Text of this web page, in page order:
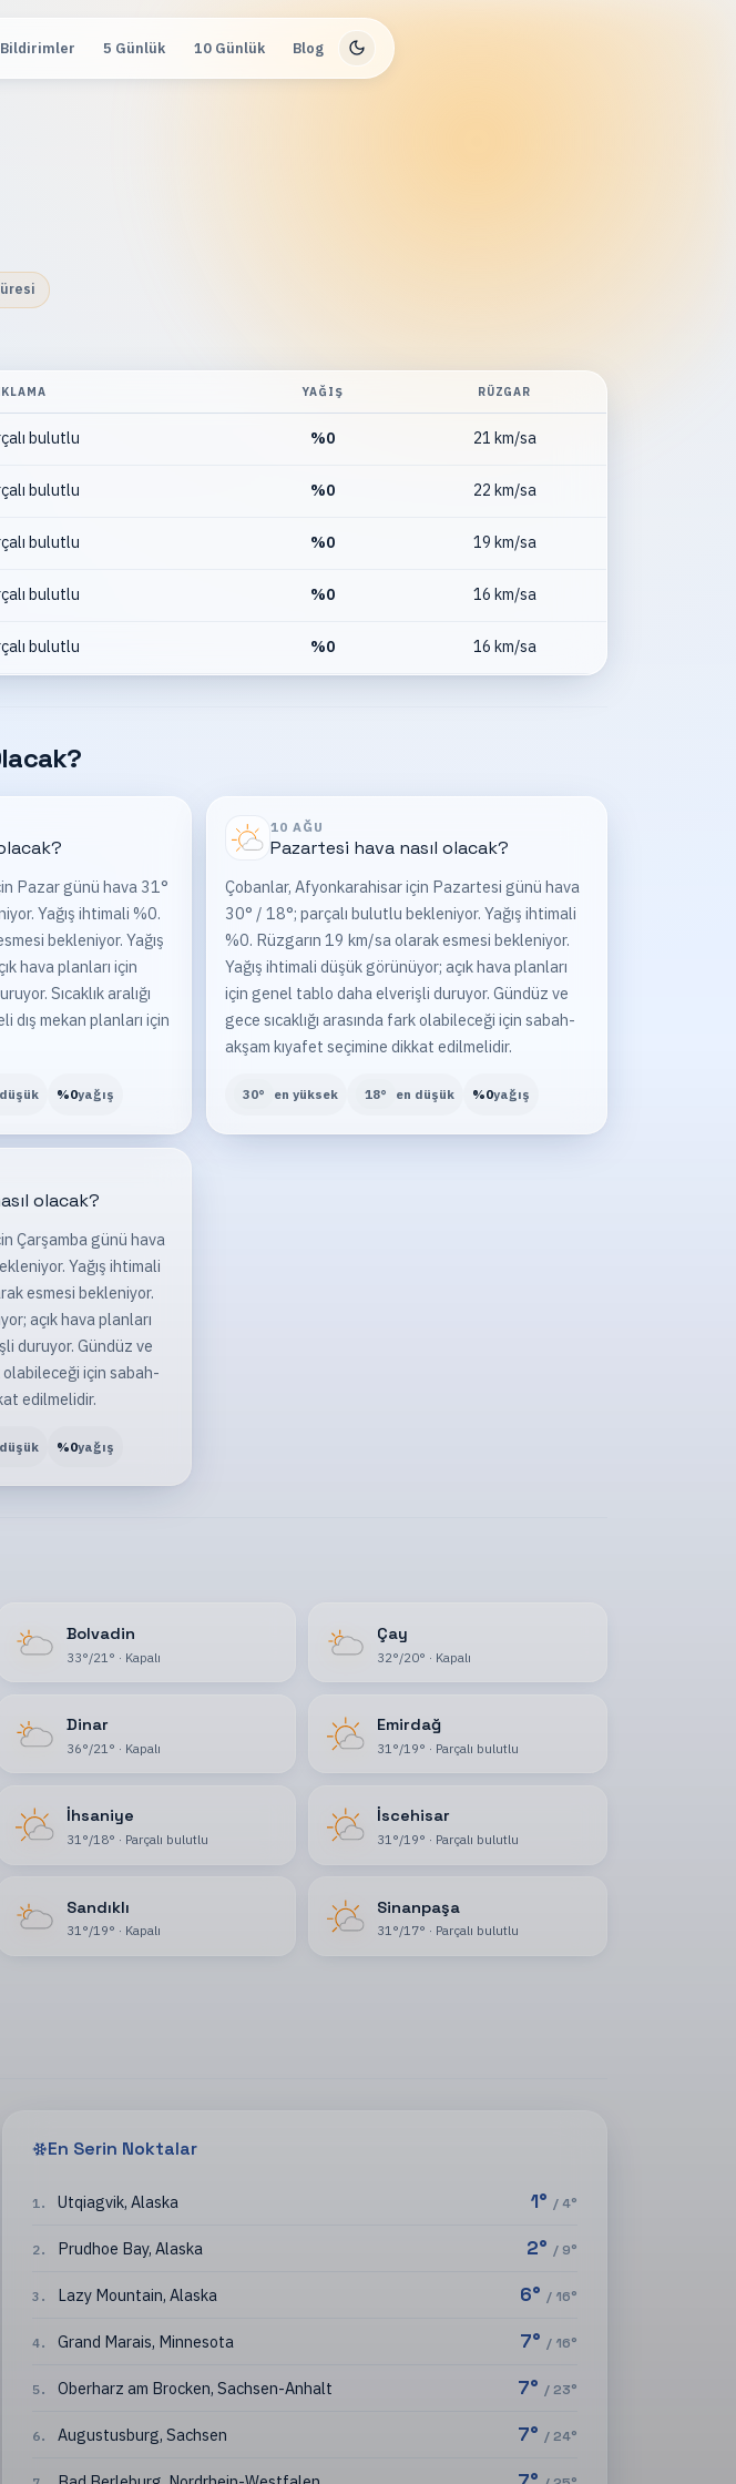
Bildirimler 5 Günlük 10 Günlük Blog
YAĞIŞ RÜZGAR
bulutlu %0 21 km/sa
bulutlu %0 22 km/sa
bulutlu %0 19 km/sa
bulutlu %0 16 km/sa
bulutlu %0 16 km/sa
Pazar günü hava 31°
Yağış ihtimali %0.
bekleniyor. Yağış
hava planları için
Sıcaklık aralığı
dış mekan planları için
%0yağış
10 AĞU
Pazartesi hava nasıl olacak?
Çobanlar, Afyonkarahisar için Pazartesi günü hava
30° / 18°; parçalı bulutlu bekleniyor. Yağış ihtimali
%0. Rüzgarın 19 km/sa olarak esmesi bekleniyor.
Yağış ihtimali düşük görünüyor; açık hava planları
için genel tablo daha elverişli duruyor. Gündüz ve
gece sıcaklığı arasında fark olabileceği için sabah-
akşam kıyafet seçimine dikkat edilmelidir.
30° en yüksek 18° en düşük %0yağış
olacak?
Çarşamba günü hava
Yağış ihtimali
esmesi bekleniyor.
açık hava planları
duruyor. Gündüz ve
olabileceği için sabah-
edilmelidir.
%0yağış
Bolvadin
33°/21 ° · Kapalı
Çay
32°/20° · Kapalı
Dinar
36°/21 ° · Kapalı
Emirdağ
31 °/19° · Parçalı bulutlu
İhsaniye
31 °/18° · Parçalı bulutlu
İscehisar
31 °/19° · Parçalı bulutlu
Sandıklı
31°/19° · Kapalı
Sinanpaşa
31°/17° · Parçalı bulutlu
En Serin Noktalar
1 . Utqiagvik, Alaska 1° /4°
2. Prudhoe Bay, Alaska 2° /9°
3 . Lazy Mountain, Alaska 6° / 16°
4. Grand Marais, Minnesota 7° / 16°
5. Oberharz am Brocken, Sachsen-Anhalt 7° /23°
6. Augustusburg, Sachsen 7° /24°